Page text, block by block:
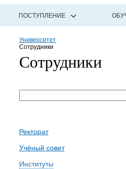
ПОСТУПЛЕНИЕ
Университет
Сотрудники
Сотрудники
Ректорат
Учёный совет
Институты